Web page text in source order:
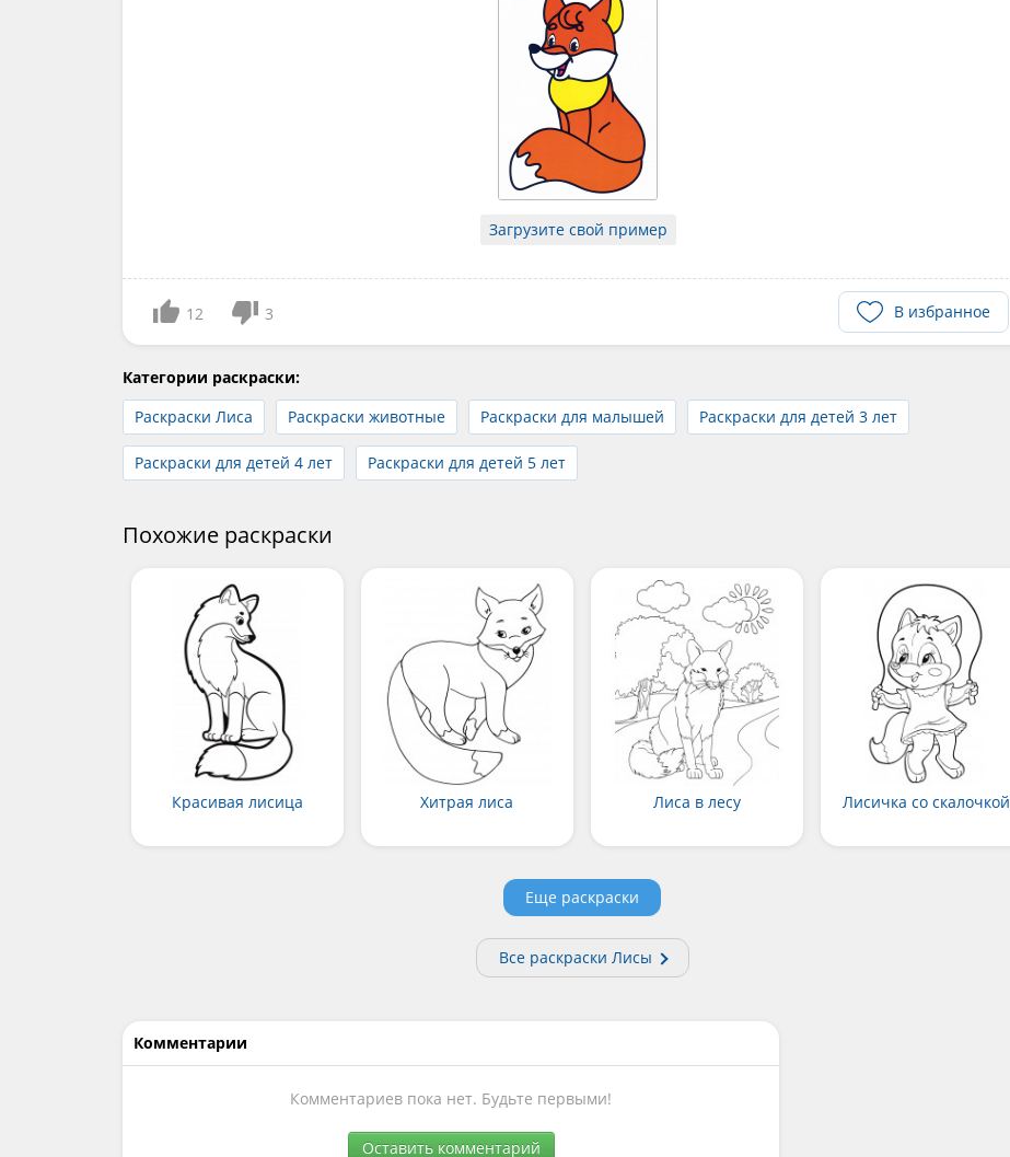
Загрузите свой пример
12 3 В избранное
Категории раскраски:
Раскраски Лиса
Раскраски животные Раскраски для малышей Раскраски для детей 3 лет
Раскраски для детей 4 лет Раскраски для детей 5 лет
Похожие раскраски
Красивая лисица Хитрая лиса Лиса в лесу Лисичка со скалочкой
Еще раскраски
Все раскраски Лисы
Комментарии
Комментариев пока нет. Будьте первыми!
Оставить комментарий